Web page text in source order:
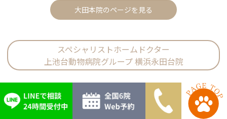
大田本院のページを見る
スペシャリストホームドクター
上池台動物病院グループ 横浜永田台院
ACCESS
〒232-0076